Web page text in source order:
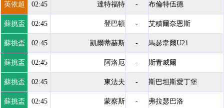
英依超 02:45 達特福特 - 布倫特伍德
蘇挑盃 02:45 登巴頓 - 艾積爾奈恩斯
蘇挑盃 02:45 凱爾蒂赫斯 - 馬瑟韋爾U21
蘇挑盃 02:45 阿洛厄 - 斯青威爾
蘇挑盃 02:45 東法夫 - 斯巴坦斯愛丁堡
蘇挑盃 02:45 蒙察斯 - 弗拉瑟巴洛